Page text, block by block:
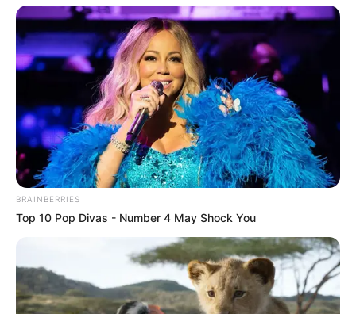
Weidebrunn, unmittelbar an der Landstraße Richtung
Floh-Seligental und Friedrichroda, auf der Landkarte von
OpenStreetMap. Parkplätze sind auf dem Gelände der
Neuen Hütte vorhanden.
BRAINBERRIES
Top 10 Pop Divas - Number 4 May Shock You